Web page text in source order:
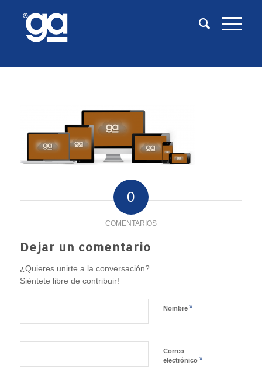
0
COMENTARIOS
Dejar un comentario
¿Quieres unirte a la conversación?
Siéntete libre de contribuir!
Nombre *
Correo
electrónico *